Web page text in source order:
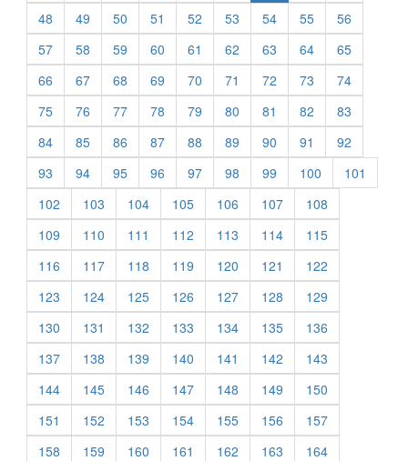
48
49 50 51 52 53 54 55
56
57
58 59 60 61 62 63 64
65
66
67 68 69 70 71 72 73
74
75
76 77 78 79 80 81 82
83
84
85 86 87 88 89 90 91
92
93
94 95 96 97 98 99 100
101
102
103 104 105 106 107
108
109
110 111 112 113 114
115
116
117 118 119 120 121
122
123
124 125 126 127 128
129
130
131 132 133 134 135
136
137
138 139 140 141 142
143
144
145 146 147 148 149
150
151
152 153 154 155 156
157
158
159 160 161 162 163
164